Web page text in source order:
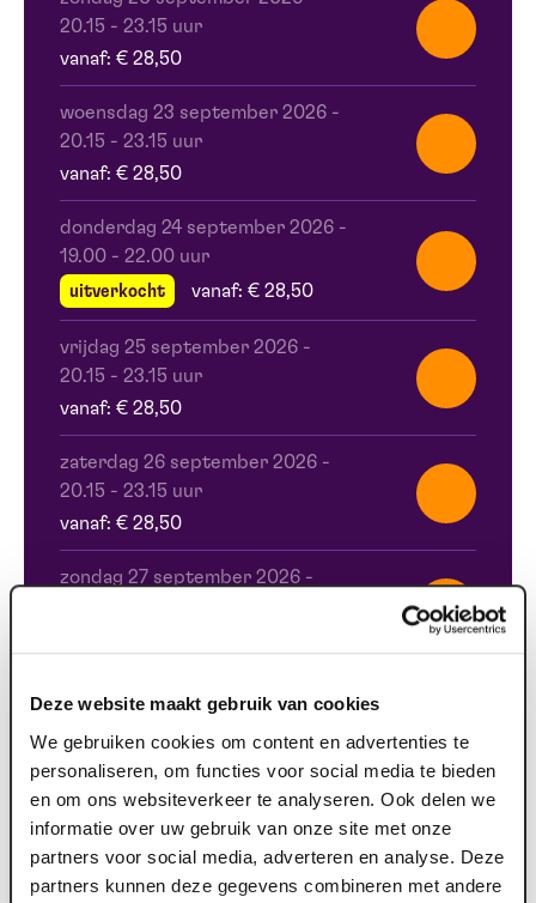
Deze website maakt gebruik van cookies
We gebruiken cookies om content en advertenties te
personaliseren, om functies voor social media te bieden
en om ons websiteverkeer te analyseren. Ook delen we
informatie over uw gebruik van onze site met onze
partners voor social media, adverteren en analyse. Deze
partners kunnen deze gegevens combineren met andere
20.15 - 23.15 uur
vanaf: € 28,50
woensdag 23 september 2026 -
20.15 - 23.15 uur
vanaf: € 28,50
donderdag 24 september 2026 -
19.00 - 22.00 uur
uitverkocht
vanaf: € 28,50
vrijdag 25 september 2026 -
20.15 - 23.15 uur
vanaf: € 28,50
zaterdag 26 september 2026 -
20.15 - 23.15 uur
vanaf: € 28,50
zondag 27 september 2026 -
vanaf: € 28,50
woensdag 30 september 2026-
20.15 - 23.15 uur
vanaf: € 28,50